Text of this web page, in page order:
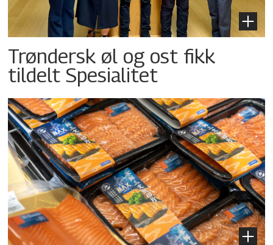
Trøndersk øl og ost fikk
tildelt Spesialitet